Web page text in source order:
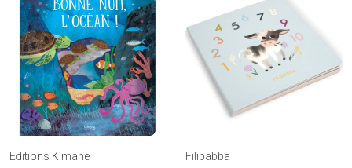
Editions Kimane Filibabba